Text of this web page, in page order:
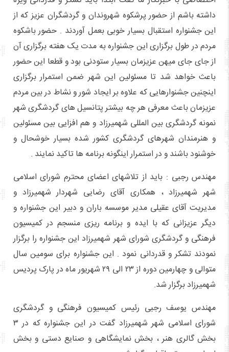
داشته باشم از حضور پرشکوه شهروندان و گردشگران عزیز که از
این جشنواره استقبال بسیار خوبی بعمل آوردند . حضور باشکوه
مردم در طول برگزاری این جشنواره به مدت یک هفته برگزاری آن
از جای جای میهن عزیزمان بسیار ستودنی بود و قطعا این حضور
باعث خواهد شد تا مسئولین این شهر ضمن استمرار برگزاری
اینچنین جشنوارهایی که علاوه بر ایجاد شور و نشاط در بین مردم
عزیزمان باعث معرفی هر چه بیشتر پتانسیل های گردشگری شهر
نمونه گردشگری بین المللی شهمیرزاد و هم افزایی بین مسئولین
و هنرمندان شهرهای گردشگری کشور شده بسیار خوشحال و
خوشنود باشند و در استمرار اینگونه برنامه ها تاکید نمایند .
مهندس رجبی : باید از تلاشهای اعضای محترم شورای اسلامی
شهر شهمیرزاد ، همکاری آقای رضایی شهردار شهمیرزاد و
مدیریت آقای عقیلی مدیر موسسه باران و دبیر این جشنواره و
دیگر عزیزانی که با ایده و برنامه ریزی منسجم در کمیسیون
فرهنگی و گردشگری شورای شهر شهمیرزاد این جشنواره را برگزار
نمودند تشکر و قدردانی نمود . این جشنواره برای سومین سال
متوالی و چهارمین دوره از ۲۳ الی ۲۹ شهریور ماه در پارک پردیس
شهمیرزاد برگزار شد.
مهندس یوسف رجبی رئیس کمیسیون فرهنگی و گردشگری
شورای اسلامی شهر شهمیرزاد گفت در این جشنواره که در ۳
بخش گالری هنر ، بخش نمایشگاهی و صنایع دستی و بخش